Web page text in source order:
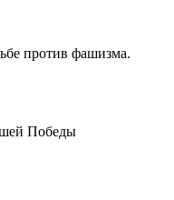
против фашизма.
Победы